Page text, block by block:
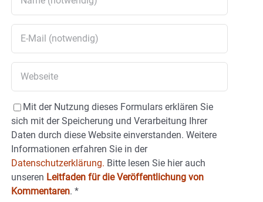
Mit der Nutzung dieses Formulars erklären Sie
sich mit der Speicherung und Verarbeitung Ihrer
Daten durch diese Website einverstanden. Weitere
Informationen erfahren Sie in der
Datenschutzerklärung. Bitte lesen Sie hier auch
unseren Leitfaden für die Veröffentlichung von
Kommentaren. *